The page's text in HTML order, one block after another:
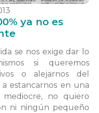
ya no es
se nos exige dar lo
si queremos
o alejarnos del
estancarnos en una
no quiero
ni ningún pequeño